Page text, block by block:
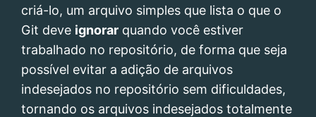
criá-lo, um arquivo simples que lista o que o
Git deve ignorar quando você estiver
trabalhado no repositório, de forma que seja
possível evitar a adição de arquivos
indesejados no repositório sem dificuldades,
tornando os arquivos indesejados totalmente